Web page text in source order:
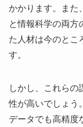
かかります。また
と情報科学の両方
た人材は今のとこ
す。
しかし、これら
性が高いでしょう
データでも高精度